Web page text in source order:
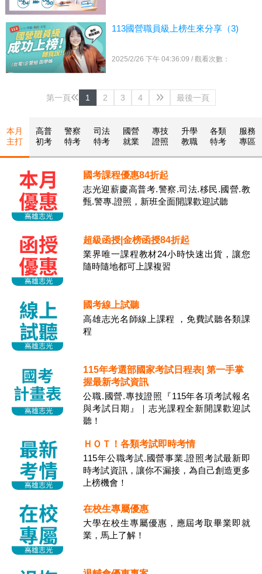
113國營職員級上榜生來分享（3)
2025/2/26 下午 04:36:09 / 觀看次數：
第一頁 1 2 3 4 最後一頁
本月
主打
高普
初考
警察
特考
司法
特考
國營
就業
專技
證照
升學
教職
各類
特考
服務
專區
國考課程優惠84折起
志光迎薪慶高普考.警察.司法.移民.國營.教
甄.警專.證照，新班全面開課歡迎試聽
超級函授|金榜函授84折起
業界唯一課程教材24小時快速出貨，讓您
隨時隨地都可上課複習
國考線上試聽
高雄志光名師線上課程 ，免費試聽各類課
程
115年考選部國家考試日程表| 第一手掌
握最新考試資訊
公職.國營.專技證照『115年各項考試報名
與考試日期』｜志光課程全新開課歡迎試
聽！
ＨＯＴ！各類考試即時考情
115年公職考試.國營事業.證照考試最新即
時考試資訊，讓你不漏接，為自己創造更多
上榜機會！
在校生專屬優惠
大學在校生專屬優惠，應屆考取畢業即就
業，馬上了解！